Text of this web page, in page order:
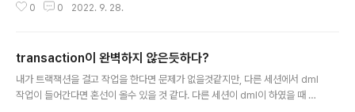
주고 variable은 보여지지 않는다는 것이다. 즉 mysql> show variables li
adir | /usr/local/var/mysql/ | +---------------+------------------
-..
0 0 2022. 9. 28.
transaction이 완벽하지 않은듯하다?
내가 트랙잭션을 걸고 작업을 한다면 문제가 없을것같지만, 다른 세션에서 dml
작업이 들어간다면 혼선이 올수 있을 것 같다. 다른 세션이 dml이 하였을 때 트